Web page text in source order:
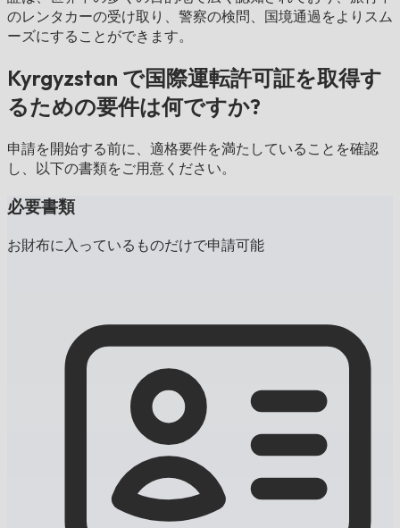
のレンタカーの受け取り、警察の検問、国境通過をよりスム
ーズにすることができます。
Kyrgyzstan で国際運転許可証を取得す
るための要件は何ですか?
申請を開始する前に、適格要件を満たしていることを確認
し、以下の書類をご用意ください。
必要書類
お財布に入っているものだけで申請可能